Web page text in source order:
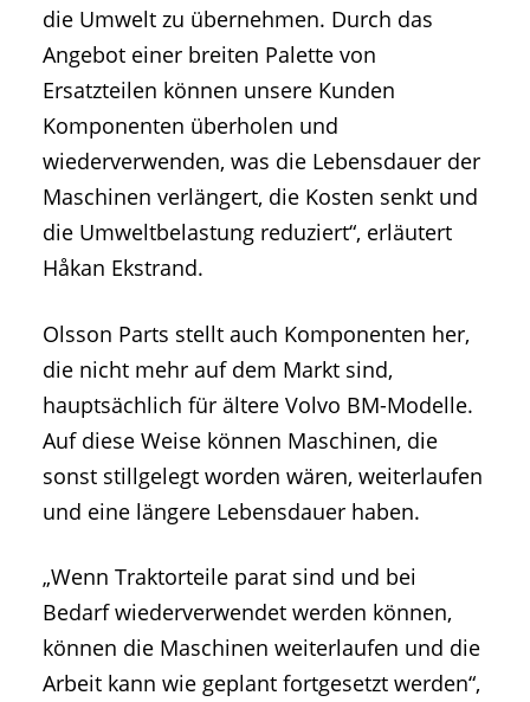
die Umwelt zu übernehmen. Durch das
Angebot einer breiten Palette von
Ersatzteilen können unsere Kunden
Komponenten überholen und
wiederverwenden, was die Lebensdauer der
Maschinen verlängert, die Kosten senkt und
die Umweltbelastung reduziert“, erläutert
Håkan Ekstrand.
Olsson Parts stellt auch Komponenten her,
die nicht mehr auf dem Markt sind,
hauptsächlich für ältere Volvo BM-Modelle.
Auf diese Weise können Maschinen, die
sonst stillgelegt worden wären, weiterlaufen
und eine längere Lebensdauer haben.
„Wenn Traktorteile parat sind und bei
Bedarf wiederverwendet werden können,
können die Maschinen weiterlaufen und die
Arbeit kann wie geplant fortgesetzt werden“,